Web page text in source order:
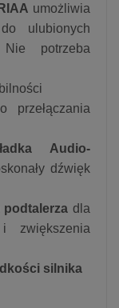
umożliwia
ulubionych
potrzeba
przełączania
Audio-
dźwięk
podtalerza dla
i zwiększenia
silnika